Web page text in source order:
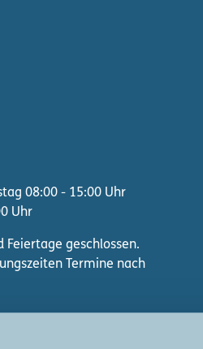
08:00 - 15:00 Uhr
Uhr
Feiertage geschlossen.
Termine nach